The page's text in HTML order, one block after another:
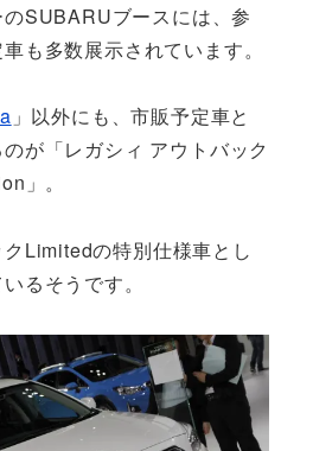
SUBARUブースには、参
も多数展示されています。
」以外にも、市販予定車と
が「レガシィ アウトバック
」。
Limitedの特別仕様車とし
るそうです。